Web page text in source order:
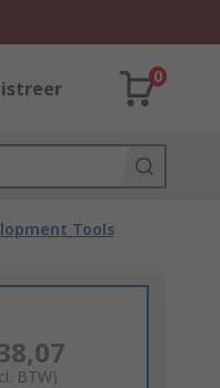
0
Tools
BTW)